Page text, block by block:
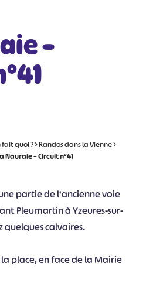
–
fait quoi ?>Randos dans la Vienne>
Nauraie – Circuit n°41
partie de l'ancienne voie
Pleumartin à Yzeures-sur-
quelques calvaires.
place, en face de la Mairie